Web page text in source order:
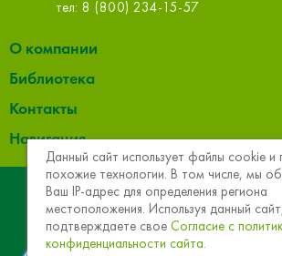
тел: 8 (800) 234-15-57
О компании
Библиотека
Контакты
Навигация
© 2013 - 2026 Эковер. Базальтовая
звукоизоляция
Данный сайт использует файлы cookie и
похожие технологии. В том числе, мы
Ваш IP-адрес для определения региона
местоположения. Используя данный
подтверждаете свое Согласие с
конфиденциальности сайта.